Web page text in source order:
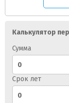
Калькулятор
Сумма
Срок лет